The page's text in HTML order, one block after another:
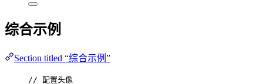
综合示例
Section titled “综合示例”
// 配置头像